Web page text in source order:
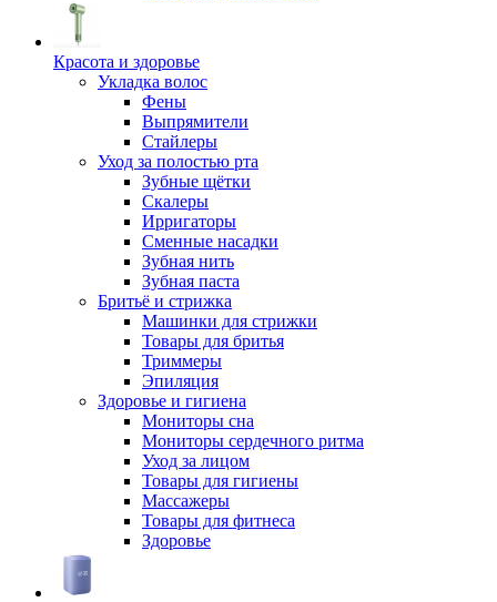
Красота и здоровье
Укладка волос
Фены
Выпрямители
Стайлеры
Уход за полостью рта
Зубные щётки
Скалеры
Ирригаторы
Сменные насадки
Зубная нить
Зубная паста
Бритьё и стрижка
Машинки для стрижки
Товары для бритья
Триммеры
Эпиляция
Здоровье и гигиена
Мониторы сна
Мониторы сердечного ритма
Уход за лицом
Товары для гигиены
Массажеры
Товары для фитнеса
Здоровье